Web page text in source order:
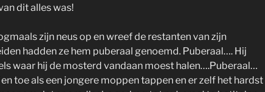
dit alles was!
zijn neus op en wreef de restanten van zijn
hadden ze hem puberaal genoemd. Puberaal…. Hij
waar hij de mosterd vandaan moest halen….Puberaal…
en toe als een jongere moppen tappen en er zelf het hardst